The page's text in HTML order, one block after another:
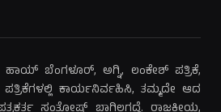
ಹಾಯ್ ಬೆಂಗಳೂರ್, ಅಗ್ನಿ, ಲಂಕೇಶ್ ಪತ್ರಿಕೆ,
ಕಾರ್ಯನಿರ್ವಹಿಸಿ, ತಮ್ಮದೇ ಆದ